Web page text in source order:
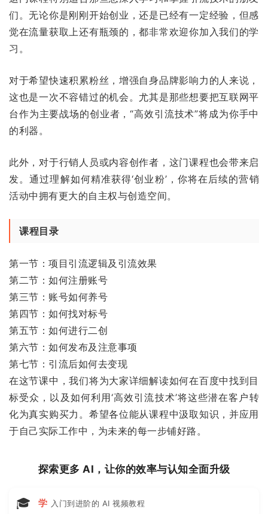
们。无论你是刚刚开始创业，还是已经有一定经验，但感
觉在流量获取上还有瓶颈的，都非常欢迎你加入我们的学
习。
对于希望快速积累粉丝，增强自身品牌影响力的人来说，
这也是一次不容错过的机会。尤其是那些想要把互联网平
台作为主要战场的创业者，“高效引流技术”将成为你手中
的利器。
此外，对于行销人员或内容创作者，这门课程也会带来启
发。通过理解如何精准获得‘创业粉’，你将在后续的营销
活动中拥有更大的自主权与创造空间。
课程目录
第一节：项目引流逻辑及引流效果
第二节：如何注册账号
第三节：账号如何养号
第四节：如何找对标号
第五节：如何进行二创
第六节：如何发布及注意事项
第七节：引流后如何去变现
在这节课中，我们将为大家详细解读如何在百度中找到目
标受众，以及如何利用‘高效引流技术’将这些潜在客户转
化为真实购买力。希望各位能从课程中汲取知识，并应用
于自己实际工作中，为未来的每一步铺好路。
探索更多 AI，让你的效率与认知全面升级
🎓 学 入门到进阶的 AI 视频教程